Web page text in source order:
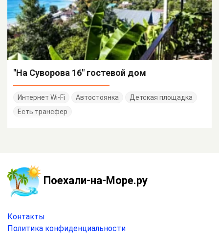
"На Суворова 16" гостевой дом
Интернет Wi-Fi Автостоянка
Детская площадка
Есть трансфер
Поехали-на-Море.ру
Контакты
Политика конфиденциальности